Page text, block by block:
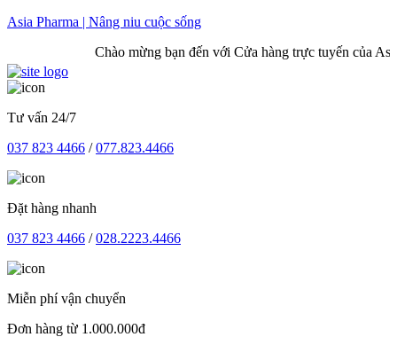
Skip
Asia Pharma | Nâng niu cuộc sống
Chào mừng bạn đến với Cửa hàng trực tuyến của Asia
Tư vấn 24/7
037 823 4466 /077.823.4466
Đặt hàng nhanh
037 823 4466 /028.2223.4466
Miễn phí vận chuyển
Đơn hàng từ 1.000.000đ